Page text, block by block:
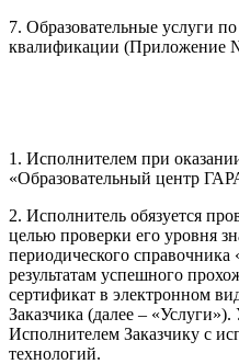
7. Образовательные услуги
квалификации (Приложение
1. Исполнителем при
«Образовательный центр
2. Исполнитель обязуется
целью проверки его уровня
периодического
результатам успешного
сертификат в электронном
Заказчика (далее –
Исполнителем Заказчику с
технологий.